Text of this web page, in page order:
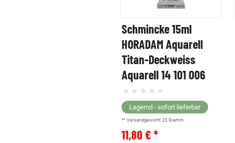
Schmincke 15ml
HORADAM Aquarell
Titan-Deckweiss
Aquarell 14 101 006
Lagernd - sofort lieferbar
** Versandgewicht: 25 Gramm.
11,80 € *